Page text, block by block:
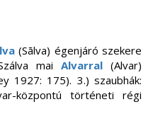
(Sālva) égenjáró szekere
mai Alvarral(Alvar)
1927: 175). 3.) szaubhák:
központú történeti régi